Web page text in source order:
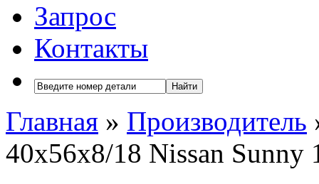
Запрос
Контакты
Найти
Главная » Производитель
40x56x8/18 Nissan Sunny